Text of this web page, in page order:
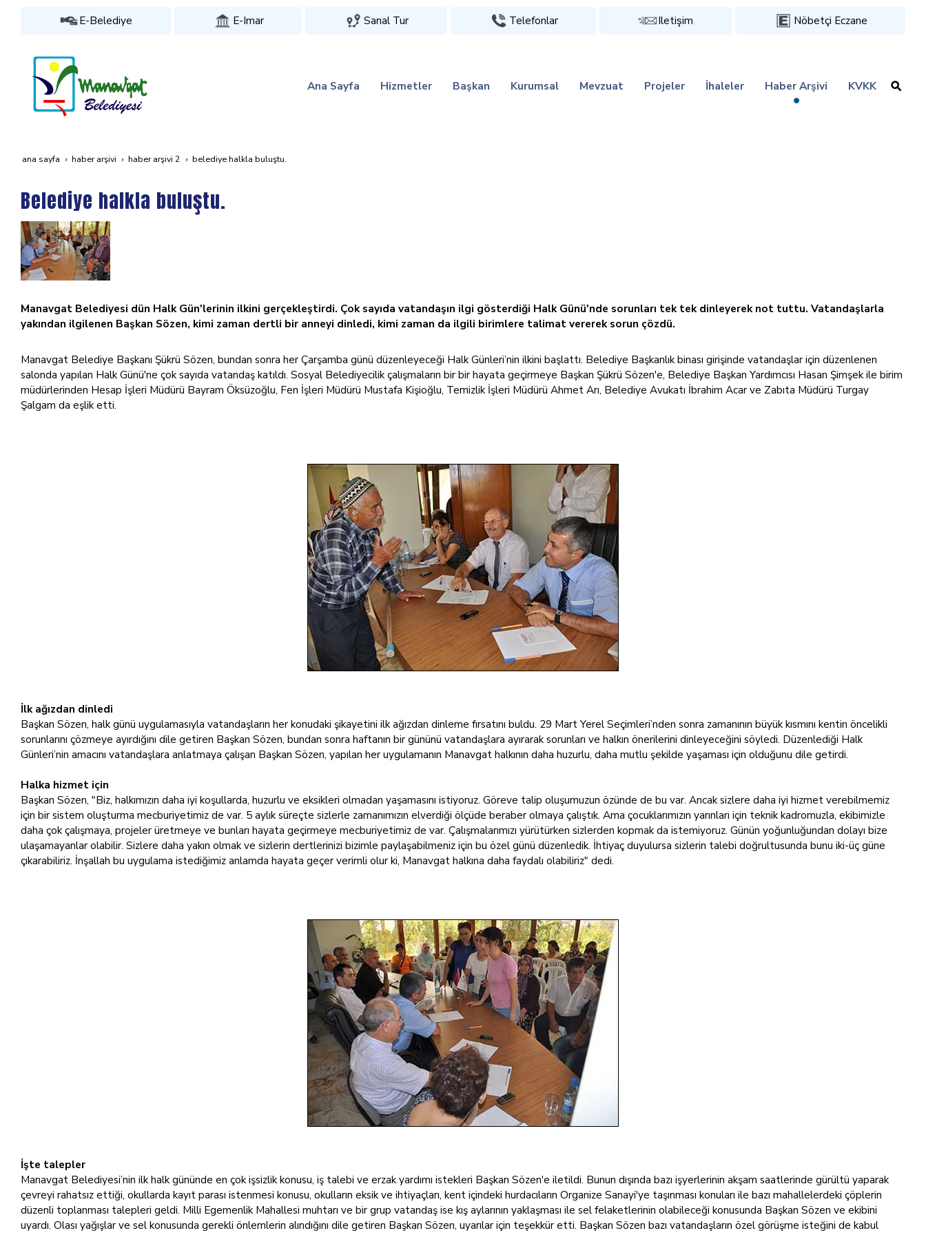
E-Belediye E-Imar Sanal Tur Telefonlar Iletişim Nöbetçi Eczane
Ana Sayfa Hizmetler Başkan Kurumsal Mevzuat Projeler İhaleler Haber Arşivi KVKK
ana sayfa haber arşivi haber arşivi 2 belediye halkla buluştu.
Belediye halkla buluştu.
Manavgat Belediyesi dün Halk Gün'lerinin ilkini gerçekleştirdi. Çok sayıda vatandaşın ilgi gösterdiği Halk Günü'nde sorunları tek tek dinleyerek not tuttu. Vatandaşlarla
yakından ilgilenen Başkan Sözen, kimi zaman dertli bir anneyi dinledi, kimi zaman da ilgili birimlere talimat vererek sorun çözdü.
Manavgat Belediye Başkanı Şükrü Sözen, bundan sonra her Çarşamba günü düzenleyeceği Halk Günleri’nin ilkini başlattı. Belediye Başkanlık binası girişinde vatandaşlar için düzenlenen
salonda yapılan Halk Günü'ne çok sayıda vatandaş katıldı. Sosyal Belediyecilik çalışmaların bir bir hayata geçirmeye Başkan Şükrü Sözen'e, Belediye Başkan Yardımcısı Hasan Şimşek ile birim
müdürlerinden Hesap İşleri Müdürü Bayram Öksüzoğlu, Fen İşleri Müdürü Mustafa Kişioğlu, Temizlik İşleri Müdürü Ahmet Arı, Belediye Avukatı İbrahim Acar ve Zabıta Müdürü Turgay
Şalgam da eşlik etti.
İlk ağızdan dinledi
Başkan Sözen, halk günü uygulamasıyla vatandaşların her konudaki şikayetini ilk ağızdan dinleme fırsatını buldu. 29 Mart Yerel Seçimleri’nden sonra zamanının büyük kısmını kentin öncelikli
sorunlarını çözmeye ayırdığını dile getiren Başkan Sözen, bundan sonra haftanın bir gününü vatandaşlara ayırarak sorunları ve halkın önerilerini dinleyeceğini söyledi. Düzenlediği Halk
Günleri’nin amacını vatandaşlara anlatmaya çalışan Başkan Sözen, yapılan her uygulamanın Manavgat halkının daha huzurlu, daha mutlu şekilde yaşaması için olduğunu dile getirdi.
Halka hizmet için
Başkan Sözen, "Biz, halkımızın daha iyi koşullarda, huzurlu ve eksikleri olmadan yaşamasını istiyoruz. Göreve talip oluşumuzun özünde de bu var. Ancak sizlere daha iyi hizmet verebilmemiz
için bir sistem oluşturma mecburiyetimiz de var. 5 aylık süreçte sizlerle zamanımızın elverdiği ölçüde beraber olmaya çalıştık. Ama çocuklarımızın yarınları için teknik kadromuzla, ekibimizle
daha çok çalışmaya, projeler üretmeye ve bunları hayata geçirmeye mecburiyetimiz de var. Çalışmalarımızı yürütürken sizlerden kopmak da istemiyoruz. Günün yoğunluğundan dolayı bize
ulaşamayanlar olabilir. Sizlere daha yakın olmak ve sizlerin dertlerinizi bizimle paylaşabilmeniz için bu özel günü düzenledik. İhtiyaç duyulursa sizlerin talebi doğrultusunda bunu iki-üç güne
çıkarabiliriz. İnşallah bu uygulama istediğimiz anlamda hayata geçer verimli olur ki, Manavgat halkına daha faydalı olabiliriz" dedi.
İşte talepler
Manavgat Belediyesi’nin ilk halk gününde en çok işsizlik konusu, iş talebi ve erzak yardımı istekleri Başkan Sözen'e iletildi. Bunun dışında bazı işyerlerinin akşam saatlerinde gürültü yaparak
çevreyi rahatsız ettiği, okullarda kayıt parası istenmesi konusu, okulların eksik ve ihtiyaçları, kent içindeki hurdacıların Organize Sanayi'ye taşınması konuları ile bazı mahallelerdeki çöplerin
düzenli toplanması talepleri geldi. Milli Egemenlik Mahallesi muhtarı ve bir grup vatandaş ise kış aylarının yaklaşması ile sel felaketlerinin olabileceği konusunda Başkan Sözen ve ekibini
uyardı. Olası yağışlar ve sel konusunda gerekli önlemlerin alındığını dile getiren Başkan Sözen, uyarılar için teşekkür etti. Başkan Sözen bazı vatandaşların özel görüşme isteğini de kabul